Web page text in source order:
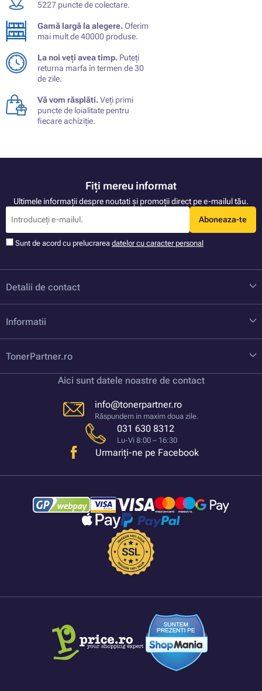
5227 puncte de colectare.
Gamă largă la alegere.Oferim
mai mult de 40000 produse.
La noi veți avea timp. Puteți
returna marfa în termen de 30
de zile.
Vă vom răsplăti.Veți primi
puncte de loialitate pentru
fiecare achiziție.
Fiți mereu informat
Ultimele informații despre noutati și promoții direct pe e-mailul tău.
Aboneaza-te
Sunt de acord cu prelucrarea datelor cu caracter personal
Detalii de contact
Informatii
TonerPartner.ro
Aici sunt datele noastre de contact
info@tonerpartner.ro
Răspundem in maxim doua zile.
031 630 8312
Lu-Vi 8:00 – 16:30
Urmariți-ne pe Facebook